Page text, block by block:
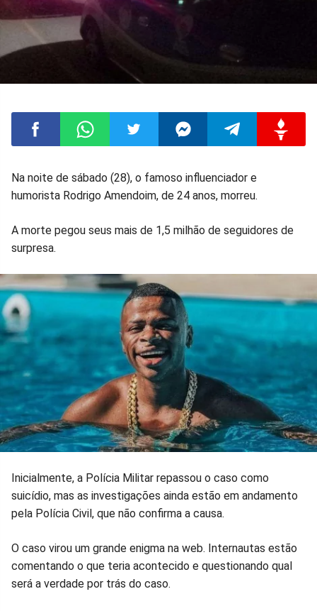
Compartilhar
Facebook
CompartilharCompartilharCompartilharCompartilhar
Na noite de sábado (28), o famoso influenciador e
humorista Rodrigo Amendoim, de 24 anos, morreu.
A morte pegou seus mais de 1,5 milhão de seguidores de
surpresa.
Inicialmente, a Polícia Militar repassou o caso como
suicídio, mas as investigações ainda estão em andamento
pela Polícia Civil, que não confirma a causa.
O caso virou um grande enigma na web. Internautas estão
comentando o que teria acontecido e questionando qual
será a verdade por trás do caso.